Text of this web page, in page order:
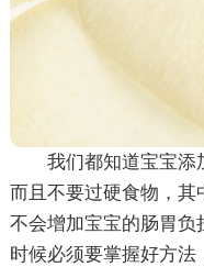
我们都知道宝宝添
而且不要过硬食物，其
不会增加宝宝的肠胃负
时候必须要掌握好方